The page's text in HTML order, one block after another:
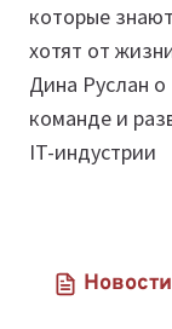
которые
хотят от
Дина Руслан о
команде и
IT-индустрии
Новости